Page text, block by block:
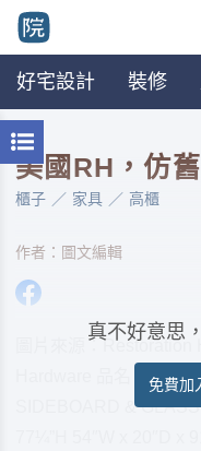
好宅設計 裝修
美國RH，仿
櫃子 家具 高櫃
作者：圖文編輯
圖片來源：
Hardware 品名：
SIDEBOARD &
真不好意思
免費加